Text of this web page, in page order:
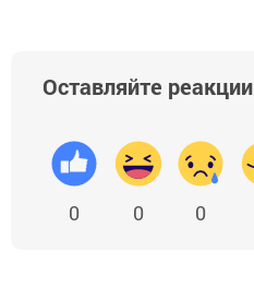
Оставляйте реакции
0 0 0